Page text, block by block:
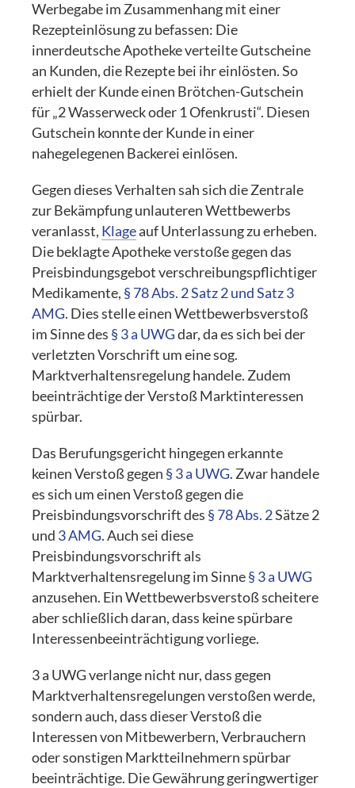
Werbegabe im Zusammenhang mit einer
Rezepteinlösung zu befassen: Die
innerdeutsche Apotheke verteilte Gutscheine
an Kunden, die Rezepte bei ihr einlösten. So
erhielt der Kunde einen Brötchen-Gutschein
für „2 Wasserweck oder 1 Ofenkrusti“. Diesen
Gutschein konnte der Kunde in einer
nahegelegenen Backerei einlösen.
Gegen dieses Verhalten sah sich die Zentrale
zur Bekämpfung unlauteren Wettbewerbs
veranlasst, Klageauf Unterlassung zu erheben.
Die beklagte Apotheke verstoße gegen das
Preisbindungsgebot verschreibungspflichtiger
Medikamente, § 78 Abs. 2 Satz 2 und Satz 3
AMG. Dies stelle einen Wettbewerbsverstoß
im Sinne des § 3 a UWGdar, da es sich bei der
verletzten Vorschrift um eine sog.
Marktverhaltensregelung handele. Zudem
beeinträchtige der Verstoß Marktinteressen
spürbar.
Das Berufungsgericht hingegen erkannte
keinen Verstoß gegen § 3 a UWG. Zwar handele
es sich um einen Verstoß gegen die
Preisbindungsvorschrift des § 78 Abs. 2Sätze 2
und 3 AMG. Auch sei diese
Preisbindungsvorschrift als
Marktverhaltensregelung im Sinne§ 3 a UWG
anzusehen. Ein Wettbewerbsverstoß scheitere
aber schließlich daran, dass keine spürbare
Interessenbeeinträchtigung vorliege.
3 a UWG verlange nicht nur, dass gegen
Marktverhaltensregelungen verstoßen werde,
sondern auch, dass dieser Verstoß die
Interessen von Mitbewerbern, Verbrauchern
oder sonstigen Marktteilnehmern spürbar
beeinträchtige. Die Gewährung geringwertiger